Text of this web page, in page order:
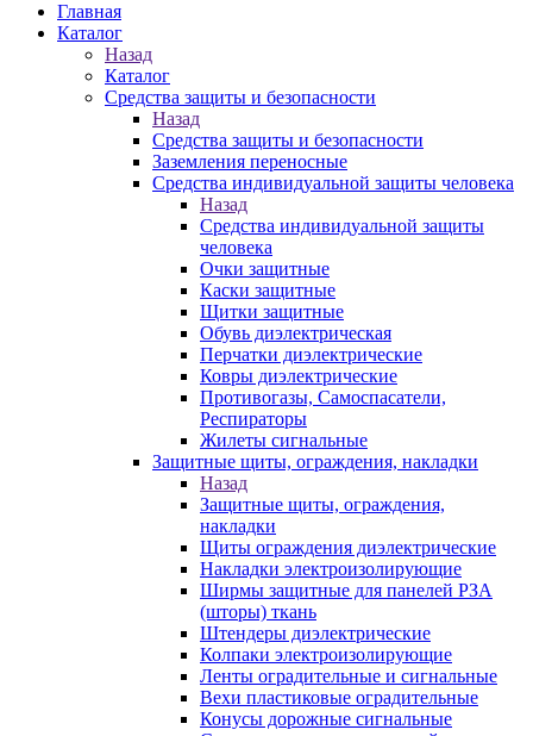
Главная
Каталог
Назад
Каталог
Средства защиты и безопасности
Назад
Средства защиты и безопасности
Заземления переносные
Средства индивидуальной защиты человека
Назад
Средства индивидуальной защиты
человека
Очки защитные
Каски защитные
Щитки защитные
Обувь диэлектрическая
Перчатки диэлектрические
Ковры диэлектрические
Противогазы, Самоспасатели,
Респираторы
Жилеты сигнальные
Защитные щиты, ограждения, накладки
Назад
Защитные щиты, ограждения,
накладки
Щиты ограждения диэлектрические
Накладки электроизолирующие
Ширмы защитные для панелей РЗА
(шторы) ткань
Штендеры диэлектрические
Колпаки электроизолирующие
Ленты оградительные и сигнальные
Вехи пластиковые оградительные
Конусы дорожные сигнальные